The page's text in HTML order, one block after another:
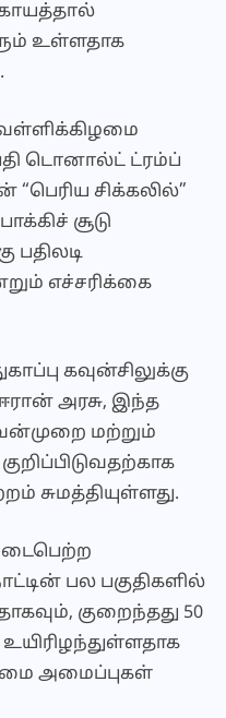
காயத்தால்
உள்ளதாக
டொனால்ட் ட்ரம்ப்
“பெரிய சிக்கலில்”
சூடு
பதிலடி
எச்சரிக்கை
கவுன்சிலுக்கு
ஈரான் அரசு, இந்த
மற்றும்
சுமத்தியுள்ளது.
பல பகுதிகளில்
குறைந்தது 50
அமைப்புகள்